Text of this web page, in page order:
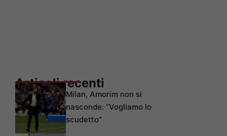
Articoli recenti
Milan, Amorim non si
nasconde: “Vogliamo lo
scudetto”